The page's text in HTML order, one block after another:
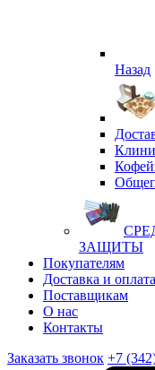
Назад
ЗАЩИТЫ
Покупателям
Доставка и оплата
Поставщикам
О нас
Контакты
Заказать звонок +7